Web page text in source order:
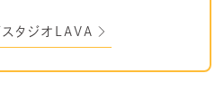
スタジオLAVA